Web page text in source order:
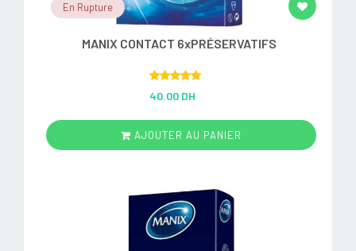
En Rupture
MANIX CONTACT 6xPRÉSERVATIFS
out of 5
40.00 DH
AJOUTER AU PANIER